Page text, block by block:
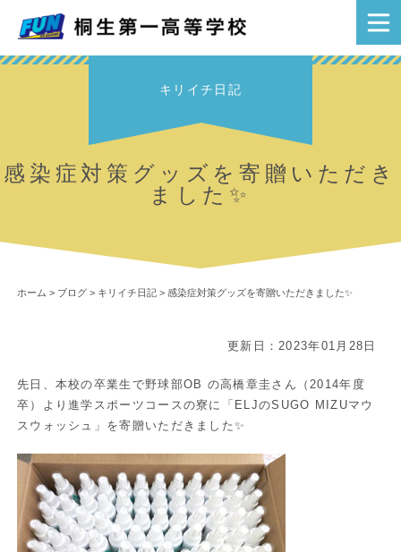
キリイチ日記
感染症対策グッズを寄贈いただき
ました✨
ホーム > ブログ> キリイチ日記> 感染症対策グッズを寄贈いただきました✨
更新日：2023年01月28日
先日、本校の卒業生で野球部OB の高橋章圭さん（2014年度
卒）より進学スポーツコースの寮に「ELJのSUGO MIZUマウ
スウォッシュ」を寄贈いただきました✨